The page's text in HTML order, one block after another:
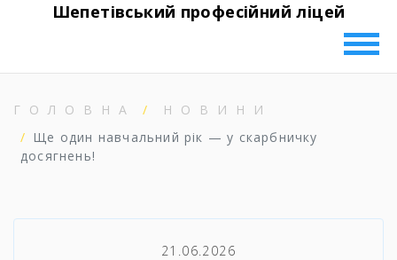
Шепетівський професійний ліцей
ГОЛОВНА
НОВИНИ
Ще один навчальний рік — у скарбничку
досягнень!
21.06.2026